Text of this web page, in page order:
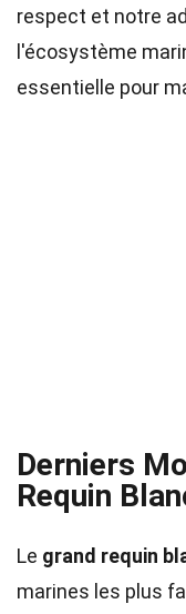
respect et notre
l'écosystème
essentielle pour
Derniers
Requin
Le grand requin
marines les plus